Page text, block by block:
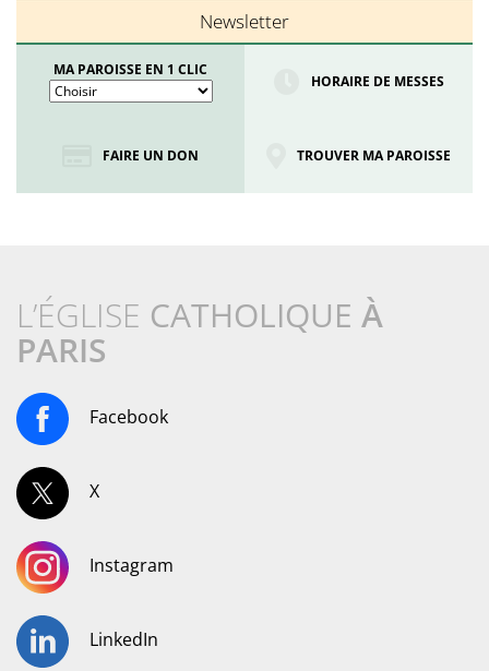
Newsletter
MA PAROISSE EN 1 CLIC
HORAIRE DE MESSES
FAIRE UN DON TROUVER MA PAROISSE
L’ÉGLISE CATHOLIQUE À
PARIS
Facebook
X
Instagram
LinkedIn